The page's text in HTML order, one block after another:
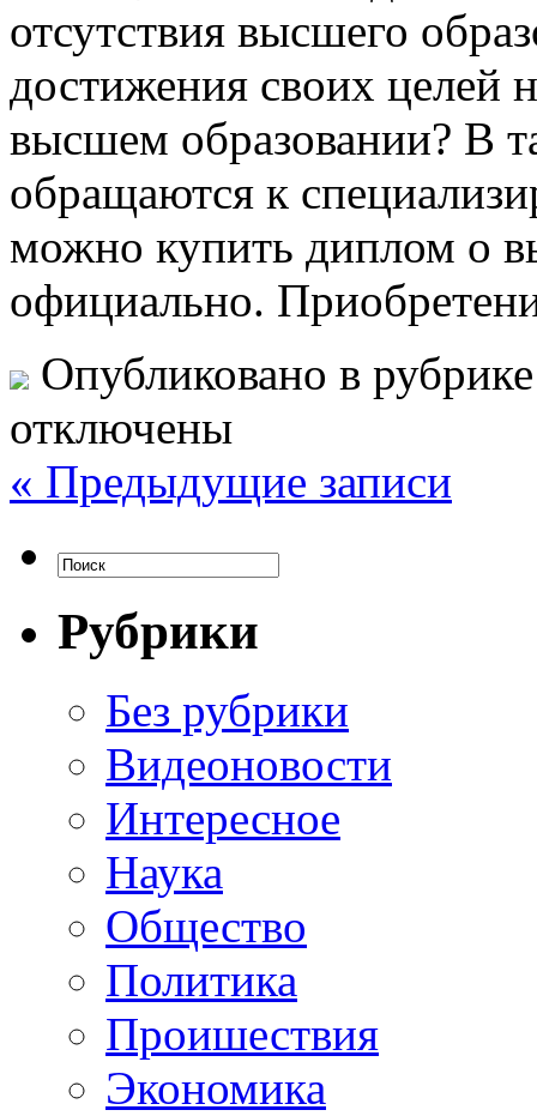
отсутствия высшего
достижения своих целей
высшем образовании? В
обращаются к
можно купить диплом о
официально.
Опубликовано в
отключены
« Предыдущие записи
Рубрики
Без рубрики
Видеоновости
Интересное
Наука
Общество
Политика
Проишествия
Экономика